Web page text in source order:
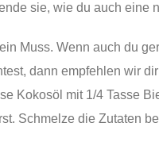
sie, wie du auch eine
Muss. Wenn auch du
dann empfehlen wir
Kokosöl mit 1/4 Tasse
Schmelze die Zutaten